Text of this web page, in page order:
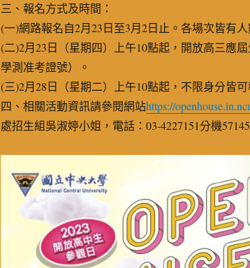
三、報名方式及時間：
(一)網路報名自2月23日至3月2日止。各場次皆有
(二)2月23日（星期四）上午10點起，開放高三應
學測准考證號）。
(三)2月28日（星期二）上午10點起，不限身分皆可
四、相關活動資訊請參閱網站https://
處招生組吳淑婷小姐，電話：03-4227151分機